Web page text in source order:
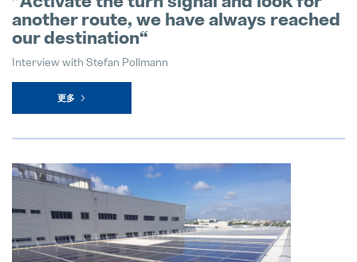
another route, we have always reached
our destination“
Interview with Stefan Pollmann
更多